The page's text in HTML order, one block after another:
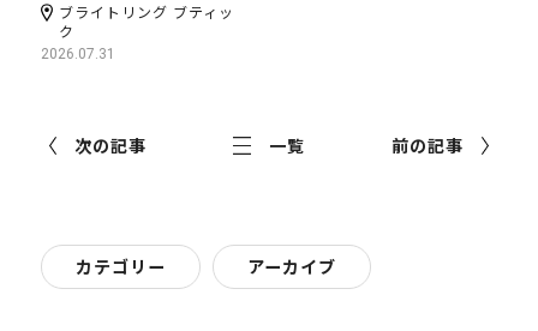
ブライトリング ブティッ
ク
2026.07.31
次の記事 一覧 前の記事
カテゴリー アーカイブ